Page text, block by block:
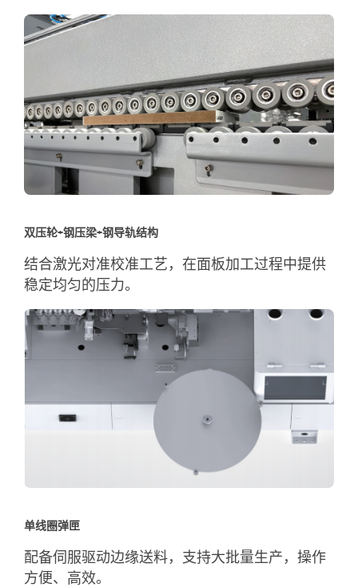
双压轮+钢压梁+钢导轨结构
结合激光对准校准工艺，在面板加工过程中提供
稳定均匀的压力。
单线圈弹匣
配备伺服驱动边缘送料，支持大批量生产，操作
方便、高效。